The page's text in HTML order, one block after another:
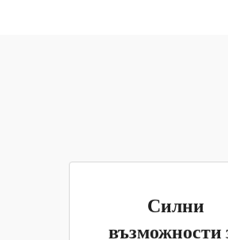
Силни
възможности